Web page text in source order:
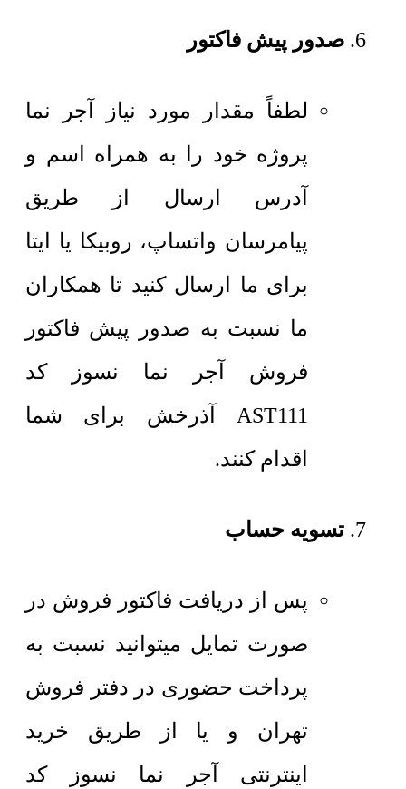
صدور پیش فاکتور
لطفاً مقدار مورد نیاز آجر نما
پروژه خود را به همراه اسم و
آدرس ارسال از طریق
پیامرسان واتساپ، روبیکا یا ایتا
برای ما ارسال کنید تا همکاران
ما نسبت به صدور پیش فاکتور
فروش آجر نما نسوز کد
AST111 آذرخش برای شما
اقدام کنند.
تسویه حساب
پس از دریافت فاکتور فروش در
صورت تمایل میتوانید نسبت به
پرداخت حضوری در دفتر فروش
تهران و یا از طریق خرید
اینترنتی آجر نما نسوز کد